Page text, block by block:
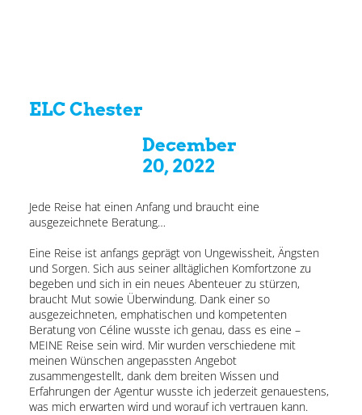
ELC Chester
December
20, 2022
Jede Reise hat einen Anfang und braucht eine
ausgezeichnete Beratung…
Eine Reise ist anfangs geprägt von Ungewissheit, Ängsten
und Sorgen. Sich aus seiner alltäglichen Komfortzone zu
begeben und sich in ein neues Abenteuer zu stürzen,
braucht Mut sowie Überwindung. Dank einer so
ausgezeichneten, emphatischen und kompetenten
Beratung von Céline wusste ich genau, dass es eine –
MEINE Reise sein wird. Mir wurden verschiedene mit
meinen Wünschen angepassten Angebot
zusammengestellt, dank dem breiten Wissen und
Erfahrungen der Agentur wusste ich jederzeit genauestens,
was mich erwarten wird und worauf ich vertrauen kann.